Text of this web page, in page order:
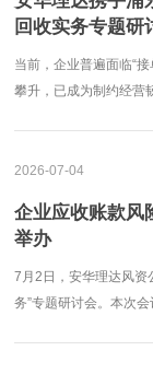
回收实务专题研
当前，企业普遍面临“
攀升，已成为制约经营
2026-07-04
企业应收账款风
举办
7月2日，安华理达风资
务”专题研讨会。本次